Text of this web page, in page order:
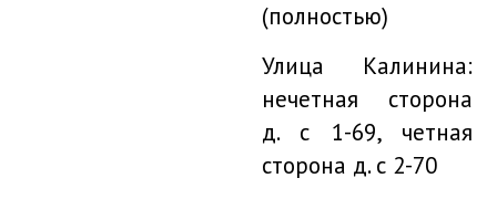
(полностью)
Улица Калинина:
нечетная сторона
д. с 1-69, четная
сторона д. с 2-70